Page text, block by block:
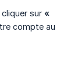
sur «
compte au